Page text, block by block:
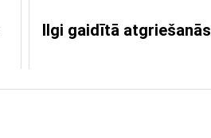
Ilgi gaidītā atgriešanās